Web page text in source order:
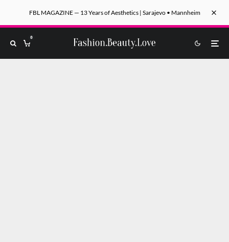
FBL MAGAZINE — 13 Years of Aesthetics | Sarajevo • Mannheim
0